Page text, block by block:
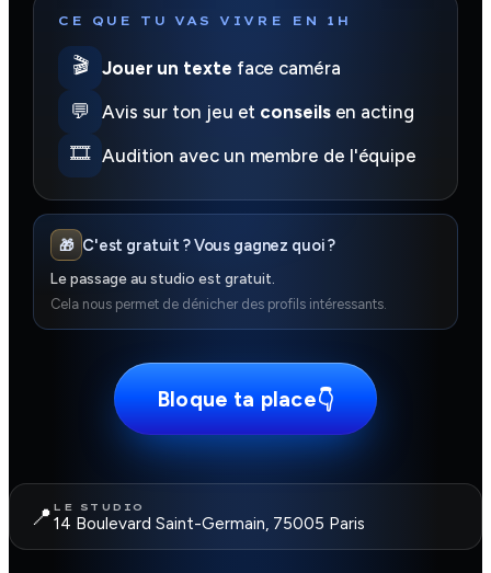
CE QUE TU VAS VIVRE EN 1H
🎬 Jouer un texte face caméra
💬 Avis sur ton jeu et conseilsen acting
🎞️ Audition avec un membre de l'équipe
🎁 C'est gratuit ? Vous gagnez quoi ?
Le passage au studio est gratuit.
Cela nous permet de dénicher des profils intéressants.
Bloque ta place👇
📍 LE STUDIO
14 Boulevard Saint-Germain, 75005 Paris